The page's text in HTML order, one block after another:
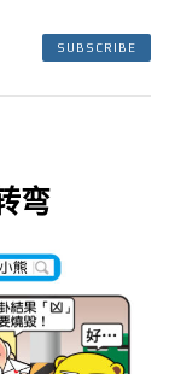
SUBSCRIBE
弯